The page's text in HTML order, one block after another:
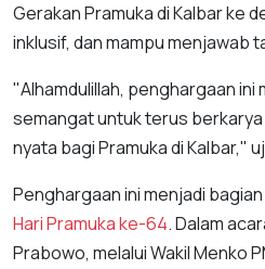
Gerakan Pramuka di Kalbar ke
inklusif, dan mampu menjawab
"Alhamdulillah, penghargaan ini
semangat untuk terus
nyata bagi Pramuka di Kalbar,"
Penghargaan ini menjadi
Hari Pramuka ke-64. Dalam
Prabowo, melalui Wakil Menko